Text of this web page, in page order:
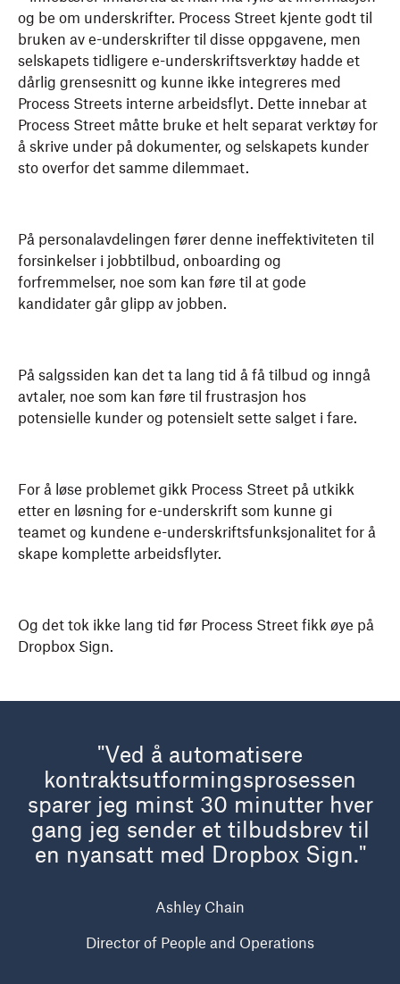
og be om underskrifter. Process Street kjente godt til
bruken av e-underskrifter til disse oppgavene, men
selskapets tidligere e-underskriftsverktøy hadde et
dårlig grensesnitt og kunne ikke integreres med
Process Streets interne arbeidsflyt. Dette innebar at
Process Street måtte bruke et helt separat verktøy for
å skrive under på dokumenter, og selskapets kunder
sto overfor det samme dilemmaet.
På personalavdelingen fører denne ineffektiviteten til
forsinkelser i jobbtilbud, onboarding og
forfremmelser, noe som kan føre til at gode
kandidater går glipp av jobben.
På salgssiden kan det ta lang tid å få tilbud og inngå
avtaler, noe som kan føre til frustrasjon hos
potensielle kunder og potensielt sette salget i fare.
For å løse problemet gikk Process Street på utkikk
etter en løsning for e-underskrift som kunne gi
teamet og kundene e-underskriftsfunksjonalitet for å
skape komplette arbeidsflyter.
Og det tok ikke lang tid før Process Street fikk øye på
Dropbox Sign.
"Ved å automatisere
kontraktsutformingsprosessen
sparer jeg minst 30 minutter hver
gang jeg sender et tilbudsbrev til
en nyansatt med Dropbox Sign."
Ashley Chain
Director of People and Operations